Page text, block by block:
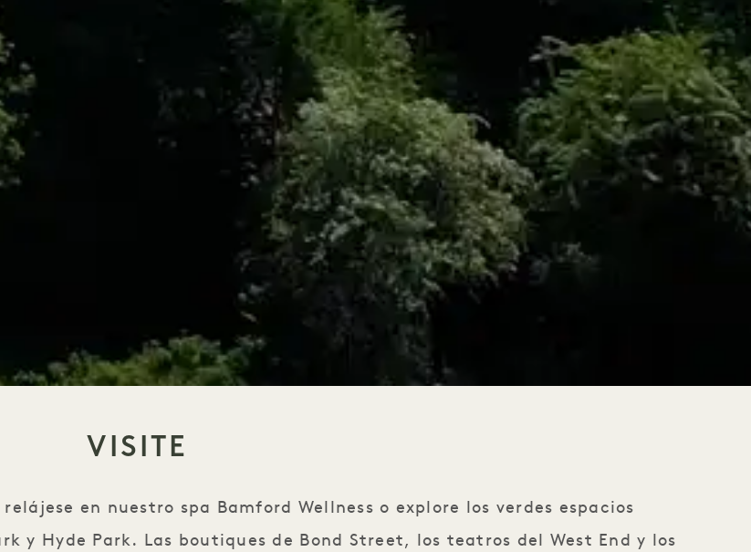
VISITE
en nuestro spa Bamford Wellness o explore los verdes espacios
y Hyde Park. Las boutiques de Bond Street, los teatros del West End y los